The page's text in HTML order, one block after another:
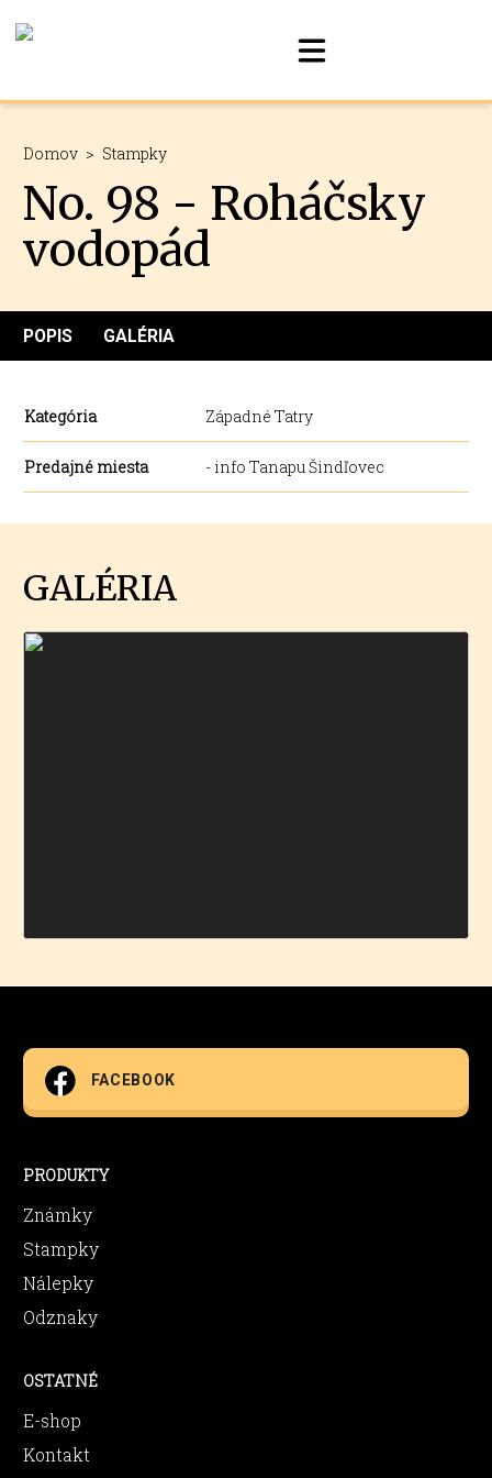
Domov > Stampky
No. 98 - Roháčsky
vodopád
POPIS GALÉRIA
Kategória Západné Tatry
Predajné miesta - info Tanapu Šindľovec
GALÉRIA
FACEBOOK
PRODUKTY
Známky
Stampky
Nálepky
Odznaky
OSTATNÉ
E-shop
Kontakt